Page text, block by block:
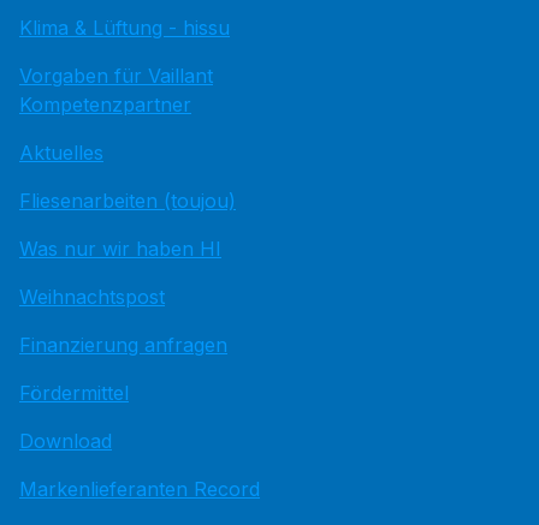
Klima & Lüftung - hissu
Vorgaben für Vaillant
Kompetenzpartner
Aktuelles
Fliesenarbeiten (toujou)
Was nur wir haben HI
Weihnachtspost
Finanzierung anfragen
Fördermittel
Download
Markenlieferanten Record